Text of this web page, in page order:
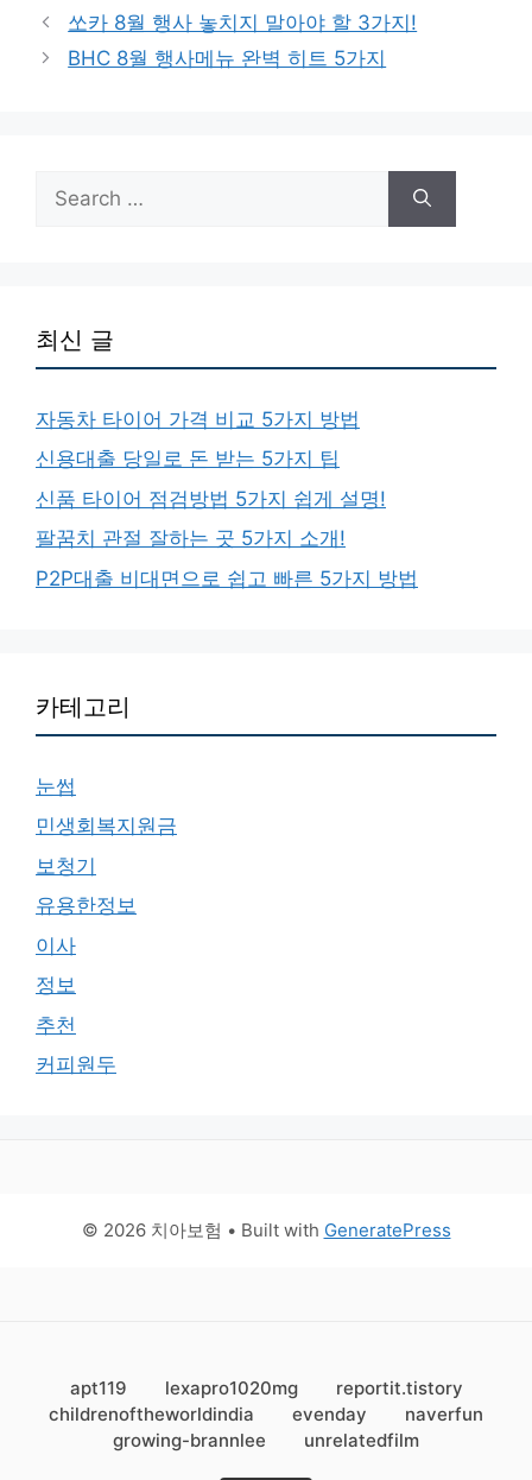
쏘카 8월 행사 놓치지 말아야 할 3가지!
BHC 8월 행사메뉴 완벽 히트 5가지
for:
최신 글
자동차 타이어 가격 비교 5가지 방법
신용대출 당일로 돈 받는 5가지 팁
신품 타이어 점검방법 5가지 쉽게 설명!
팔꿈치 관절 잘하는 곳 5가지 소개!
P2P대출 비대면으로 쉽고 빠른 5가지 방법
카테고리
눈썹
민생회복지원금
보청기
유용한정보
이사
정보
추천
커피원두
© 2026 치아보험 • Built with GeneratePress
apt119 lexapro1020mg
reportit.tistory
childrenoftheworldindia
evenday
naverfun
growing-brannlee
unrelatedfilm